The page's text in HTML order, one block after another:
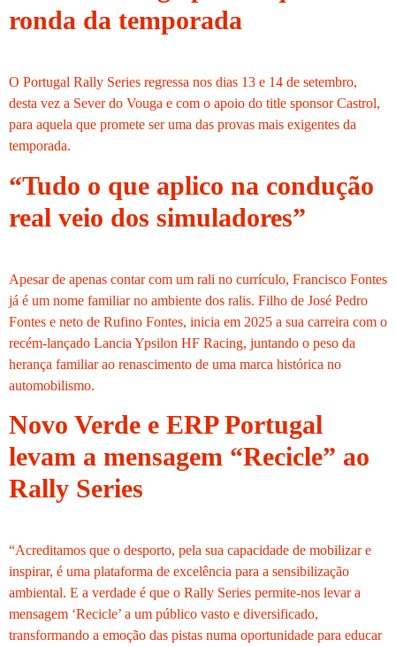
ronda da temporada
O Portugal Rally Series regressa nos dias 13 e 14 de setembro,
desta vez a Sever do Vouga e com o apoio do title sponsor Castrol,
para aquela que promete ser uma das provas mais exigentes da
temporada.
“Tudo o que aplico na condução
real veio dos simuladores”
Apesar de apenas contar com um rali no currículo, Francisco Fontes
já é um nome familiar no ambiente dos ralis. Filho de José Pedro
Fontes e neto de Rufino Fontes, inicia em 2025 a sua carreira com o
recém-lançado Lancia Ypsilon HF Racing, juntando o peso da
herança familiar ao renascimento de uma marca histórica no
automobilismo.
Novo Verde e ERP Portugal
levam a mensagem “Recicle” ao
Rally Series
“Acreditamos que o desporto, pela sua capacidade de mobilizar e
inspirar, é uma plataforma de excelência para a sensibilização
ambiental. E a verdade é que o Rally Series permite-nos levar a
mensagem ‘Recicle’ a um público vasto e diversificado,
transformando a emoção das pistas numa oportunidade para educar